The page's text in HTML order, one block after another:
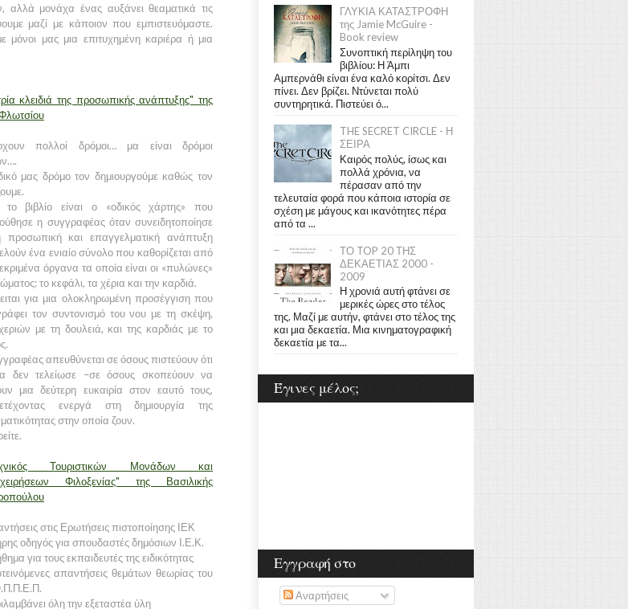
μονάχα ένας αυξάνει θεαματικά τις
μαζί με κάποιον που εμπιστευόμαστε.
μας μια επιτυχημένη καριέρα ή μια
κλειδιά της προσωπικής ανάπτυξης" της
πολλοί δρόμοι… μα είναι δρόμοι
μας δρόμο τον δημιουργούμε καθώς τον
το βιβλίο είναι ο «οδικός χάρτης» που
η συγγραφέας όταν συνειδητοποίησε
προσωπική και επαγγελματική ανάπτυξη
ένα ενιαίο σύνολο που καθορίζεται από
όργανα τα οποία είναι οι «πυλώνες»
το κεφάλι, τα χέρια και την καρδιά.
για μια ολοκληρωμένη προσέγγιση που
τον συντονισμό του νου με τη σκέψη,
με τη δουλειά, και της καρδιάς με το
απευθύνεται σε όσους πιστεύουν ότι
δεν τελείωσε –σε όσους σκοπεύουν να
μια δεύτερη ευκαιρία στον εαυτό τους,
ενεργά στη δημιουργία της
στην οποία ζουν.
Τουριστικών Μονάδων και
Φιλοξενίας" της Βασιλικής
στις Ερωτήσεις πιστοποίησης ΙΕΚ
οδηγός για σπουδαστές δημόσιων Ι.Ε.Κ.
για τους εκπαιδευτές της ειδικότητας
απαντήσεις θεμάτων θεωρίας του
όλη την εξεταστέα ύλη
ΓΛΥΚΙΑ ΚΑΤΑΣΤΡΟΦΗ
της Jamie McGuire -
Book review
Συνοπτική περίληψη του
βιβλίου: Η Άμπι
Αμπερνάθι είναι ένα καλό κορίτσι. Δεν
πίνει. Δεν βρίζει. Ντύνεται πολύ
συντηρητικά. Πιστεύει ό...
THE SECRET CIRCLE - Η
ΣΕΙΡΑ
Καιρός πολύς, ίσως και
πολλά χρόνια, να
πέρασαν από την
τελευταία φορά που κάποια ιστορία σε
σχέση με μάγους και ικανότητες πέρα
από τα ...
ΤΟ TOP 20 ΤΗΣ
ΔΕΚΑΕΤΙΑΣ 2000 -
2009
Η χρονιά αυτή φτάνει σε
μερικές ώρες στο τέλος
της. Μαζί με αυτήν, φτάνει στο τέλος της
και μια δεκαετία. Μια κινηματογραφική
δεκαετία με τα...
Έγινες μέλος;
Εγγραφή στο
Αναρτήσεις